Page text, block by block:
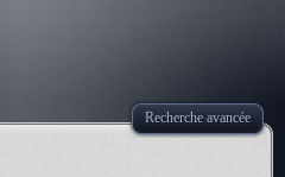
Recherche avancée